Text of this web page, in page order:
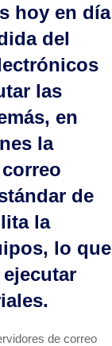
hoy en día
del
las
en
la
de
la
lo que
de correo